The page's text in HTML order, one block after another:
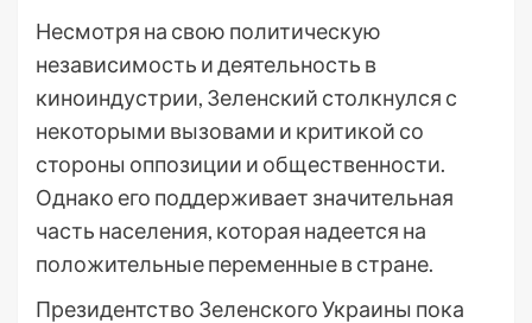
Несмотря на свою политическую
независимость и деятельность в
киноиндустрии, Зеленский столкнулся с
некоторыми вызовами и критикой со
стороны оппозиции и общественности.
Однако его поддерживает значительная
часть населения, которая надеется на
положительные переменные в стране.
Президентство Зеленского Украины пока